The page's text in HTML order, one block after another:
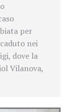
per
nei
dove la
Vilanova,